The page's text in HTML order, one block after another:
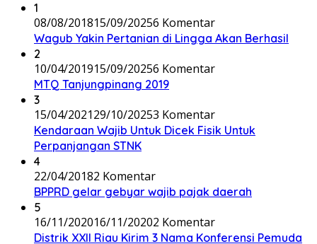
1
08/08/201815/09/20256 Komentar
Wagub Yakin Pertanian di Lingga Akan Berhasil
2
10/04/201915/09/20256 Komentar
MTQ Tanjungpinang 2019
3
15/04/202129/10/20253 Komentar
Kendaraan Wajib Untuk Dicek Fisik Untuk
Perpanjangan STNK
4
22/04/20182 Komentar
BPPRD gelar gebyar wajib pajak daerah
5
16/11/202016/11/20202 Komentar
Distrik XXII Riau Kirim 3 Nama Konferensi Pemuda